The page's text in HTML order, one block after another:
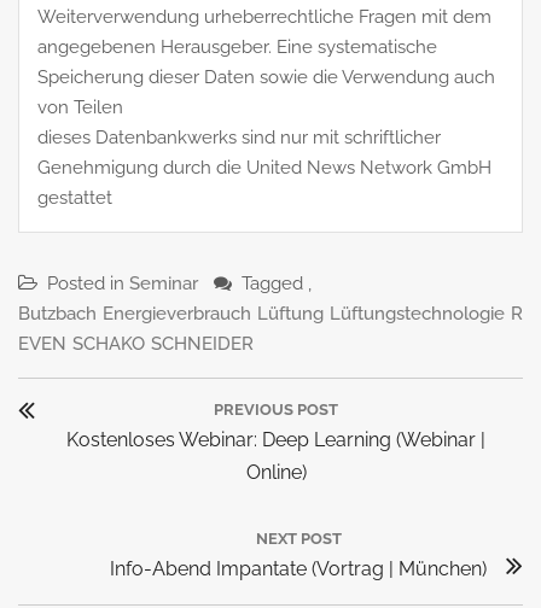
Weiterverwendung urheberrechtliche Fragen mit dem
angegebenen Herausgeber. Eine systematische
Speicherung dieser Daten sowie die Verwendung auch
von Teilen
dieses Datenbankwerks sind nur mit schriftlicher
Genehmigung durch die United News Network GmbH
gestattet
Posted in Seminar
Tagged ,
Butzbach Energieverbrauch Lüftung Lüftungstechnologie R
EVEN SCHAKO SCHNEIDER
Beitragsnavigation
PREVIOUS POST
Previous
Kostenloses Webinar: Deep Learning (Webinar |
Online)
NEXT POST
Next
Post:
Info-Abend Impantate (Vortrag | München)